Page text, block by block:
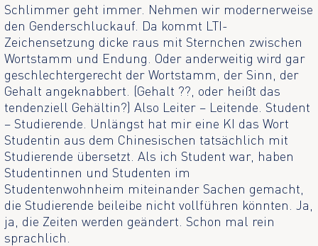
Schlimmer geht immer. Nehmen wir modernerweise
den Genderschluckauf. Da kommt LTI-
Zeichensetzung dicke raus mit Sternchen zwischen
Wortstamm und Endung. Oder anderweitig wird gar
geschlechtergerecht der Wortstamm, der Sinn, der
Gehalt angeknabbert. (Gehalt ??, oder heißt das
tendenziell Gehältin?) Also Leiter – Leitende. Student
– Studierende. Unlängst hat mir eine KI das Wort
Studentin aus dem Chinesischen tatsächlich mit
Studierende übersetzt. Als ich Student war, haben
Studentinnen und Studenten im
Studentenwohnheim miteinander Sachen gemacht,
die Studierende beileibe nicht vollführen könnten. Ja,
ja, die Zeiten werden geändert. Schon mal rein
sprachlich.